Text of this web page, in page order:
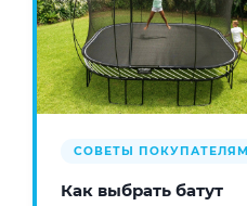
СОВЕТЫ ПОКУПАТЕЛЯМ
Как выбрать батут